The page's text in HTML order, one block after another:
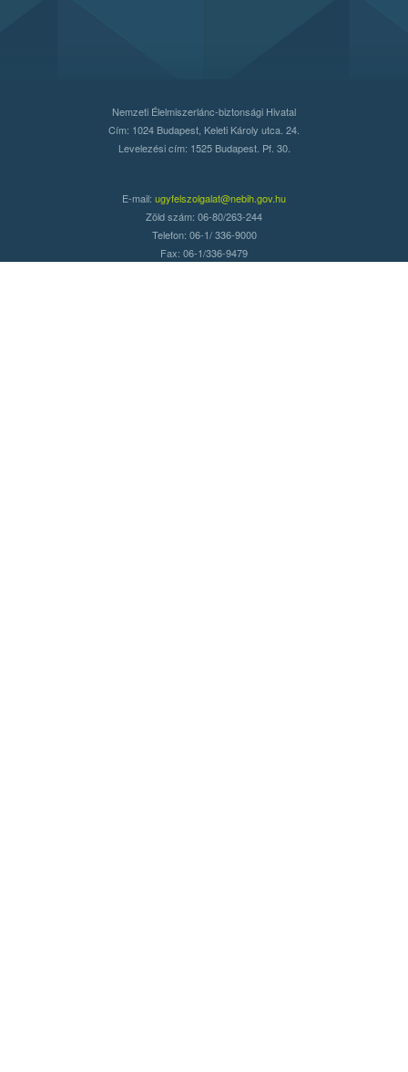
Nemzeti Élelmiszerlánc-biztonsági Hivatal
Cím: 1024 Budapest, Keleti Károly utca. 24.
Levelezési cím: 1525 Budapest. Pf. 30.
E-mail: ugyfelszolgalat@nebih.gov.hu
Zöld szám: 06-80/263-244
Telefon: 06-1/ 336-9000
Fax: 06-1/336-9479